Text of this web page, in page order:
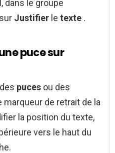
dans le groupe
Justifier le texte .
puce sur
puces ou des
de retrait de la
la position du texte,
vers le haut du